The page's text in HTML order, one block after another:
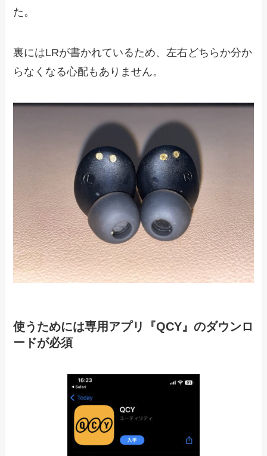
た。
裏にはLRが書かれているため、左右どちらか分か
らなくなる心配もありません。
使うためには専用アプリ『QCY』のダウンロ
ードが必須